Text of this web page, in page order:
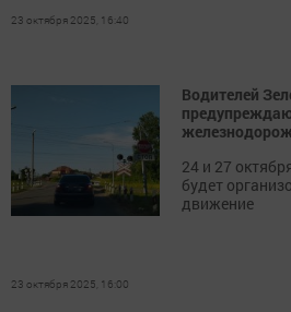
23 октября 2025, 16:40
Водителей
24 и 27
будет
движение
23 октября 2025, 16:00